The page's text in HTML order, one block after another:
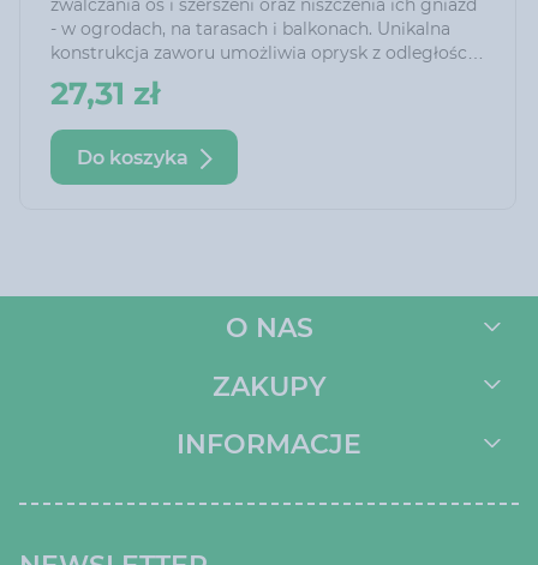
zwalczania os i szerszeni oraz niszczenia ich gniazd
- w ogrodach, na tarasach i balkonach. Unikalna
konstrukcja zaworu umożliwia oprysk z odległości
5 m zapewniając bezpieczeństwo i wygodę.
27,31 zł
Do koszyka
O NAS
ZAKUPY
INFORMACJE